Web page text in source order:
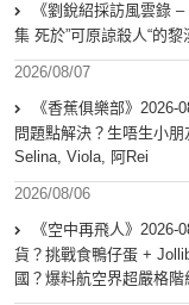
《劉銳紹採訪風雲錄
集 死於”可原諒殺人“的
2026/08/07
《香蕉俱樂部》
問題點解決？生唔生小
Selina, Viola, 阿Rei
2026/08/06
《空中再飛人》
貨？挑戰食鴨仔蛋 +
國？爆料航空界超嚴格